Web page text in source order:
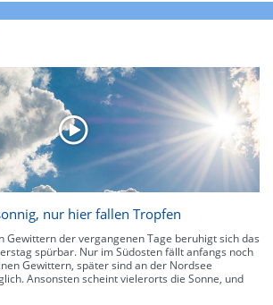
nur hier fallen Tropfen
Gewittern der vergangenen Tage beruhigt sich das
spürbar. Nur im Südosten fällt anfangs noch
Gewittern, später sind an der Nordsee
Ansonsten scheint vielerorts die Sonne, und